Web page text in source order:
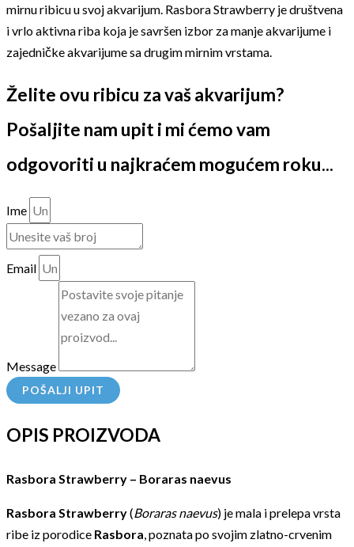
mirnu ribicu u svoj akvarijum. Rasbora Strawberry je društvena
i vrlo aktivna riba koja je savršen izbor za manje akvarijume i
zajedničke akvarijume sa drugim mirnim vrstama.
Želite ovu ribicu za vaš akvarijum?
Pošaljite nam upit i mi ćemo vam
odgovoriti u najkraćem mogućem roku...
Ime
Email
Message
POŠALJI UPIT
OPIS PROIZVODA
Rasbora Strawberry – Boraras naevus
Rasbora Strawberry(Boraras naevus) je mala i prelepa vrsta
ribe iz porodice Rasbora, poznata po svojim zlatno-crvenim